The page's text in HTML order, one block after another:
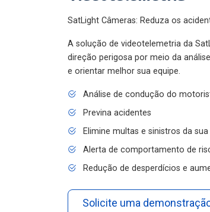
SatLight Câmeras: Reduza os
A solução de videotelemetria da
direção perigosa por meio da
e orientar melhor sua equipe.
Análise de condução do
Previna acidentes
Elimine multas e sinistros da
Alerta de comportamento de
Redução de desperdícios e
Solicite uma